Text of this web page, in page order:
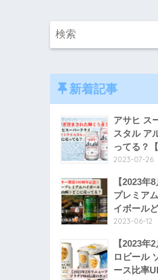
新着記事
アサヒ ス
スタル ア
ってる？
2023-07-26
【2023年
プレミア
イボール
2023-06-12
【2023年
ロビール
ース比率